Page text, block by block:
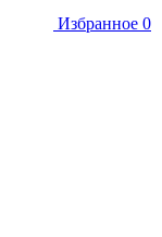
Избранное 0